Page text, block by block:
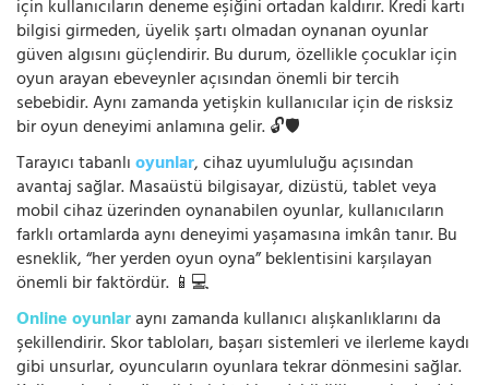
için kullanıcıların deneme eşiğini ortadan kaldırır. Kredi kartı
bilgisi girmeden, üyelik şartı olmadan oynanan oyunlar
güven algısını güçlendirir. Bu durum, özellikle çocuklar için
oyun arayan ebeveynler açısından önemli bir tercih
sebebidir. Aynı zamanda yetişkin kullanıcılar için de risksiz
bir oyun deneyimi anlamına gelir. 🔓🛡️
Tarayıcı tabanlıoyunlar, cihaz uyumluluğu açısından
avantaj sağlar. Masaüstü bilgisayar, dizüstü, tablet veya
mobil cihaz üzerinden oynanabilen oyunlar, kullanıcıların
farklı ortamlarda aynı deneyimi yaşamasına imkân tanır. Bu
esneklik, “her yerden oyun oyna” beklentisini karşılayan
önemli bir faktördür. 📱💻
Online oyunlaraynı zamanda kullanıcı alışkanlıklarını da
şekillendirir. Skor tabloları, başarı sistemleri ve ilerleme kaydı
gibi unsurlar, oyuncuların oyunlara tekrar dönmesini sağlar.